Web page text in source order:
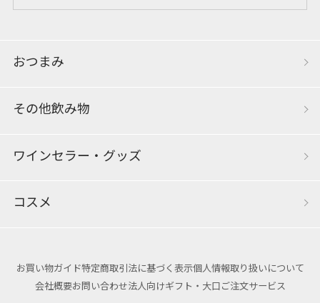
おつまみ
その他飲み物
ワインセラー・グッズ
コスメ
お買い物ガイド特定商取引法に基づく表示個人情報取り扱いについて
会社概要お問い合わせ法人向けギフト・大口ご注文サービス